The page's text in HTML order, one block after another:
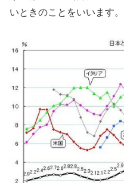
いときのことをいいます。